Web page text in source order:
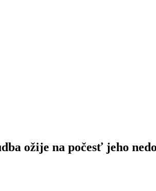
ožije na počesť jeho